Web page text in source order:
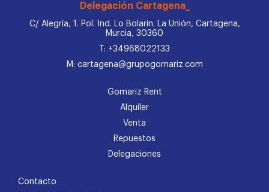
Delegación Cartagena_
C/ Alegría, 1. Pol. Ind. Lo Bolarín. La Unión, Cartagena,
Murcia, 30360
T: +34968022133
M: cartagena@grupogomariz.com
Gomariz Rent
Alquiler
Venta
Repuestos
Delegaciones
Contacto